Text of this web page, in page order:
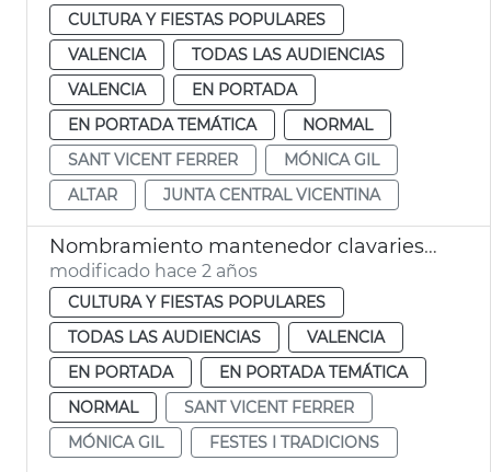
CULTURA Y FIESTAS POPULARES
VALENCIA
TODAS LAS AUDIENCIAS
VALENCIA
EN PORTADA
EN PORTADA TEMÁTICA
NORMAL
SANT VICENT FERRER
MÓNICA GIL
ALTAR
JUNTA CENTRAL VICENTINA
Nombramiento mantenedor clavariesa vicentina
modificado hace 2 años
CULTURA Y FIESTAS POPULARES
TODAS LAS AUDIENCIAS
VALENCIA
EN PORTADA
EN PORTADA TEMÁTICA
NORMAL
SANT VICENT FERRER
MÓNICA GIL
FESTES I TRADICIONS